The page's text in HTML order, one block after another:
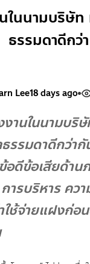
ในนามบริษั
ธรรมดาดีกว่า
Lee18 days ago
งานในนามบริ
รรมดาดีกว่ากั
อดีข้อเสียด้าน
ารบริหาร คว
ใช้จ่ายแฝงก่อ